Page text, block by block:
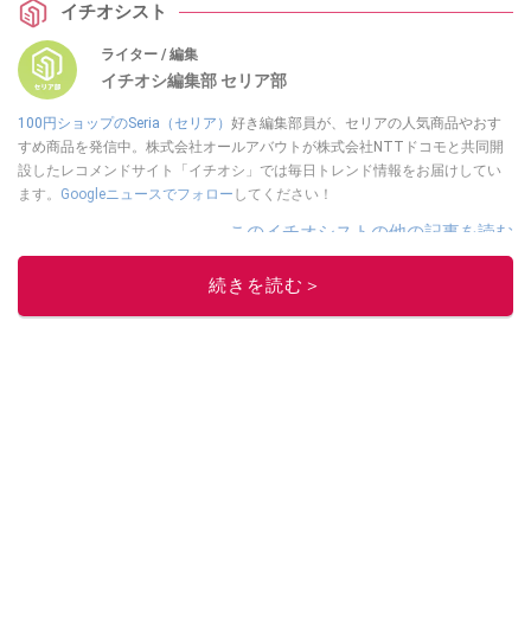
イチオシスト
ライター / 編集
イチオシ編集部 セリア部
100円ショップのSeria（セリア） 好き編集部員が、セリアの人気商品やおす
すめ商品を発信中。株式会社オールアバウトが株式会社NTTドコモと共同開
設したレコメンドサイト「イチオシ」では毎日トレンド情報をお届けしてい
ます。 Googleニュースでフォロー してください！
このイチオシストの他の記事を読む
続きを読む＞